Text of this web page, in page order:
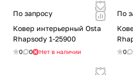
По запросу
Ковер интерьерный Osta
Rhapsody 1-25900
0 0 Нет в наличии
По
0